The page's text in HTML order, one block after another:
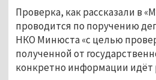
Проверка, как рассказали в
проводится по поручению
НКО Минюста «с целью
полученной от
конкретно информации идёт